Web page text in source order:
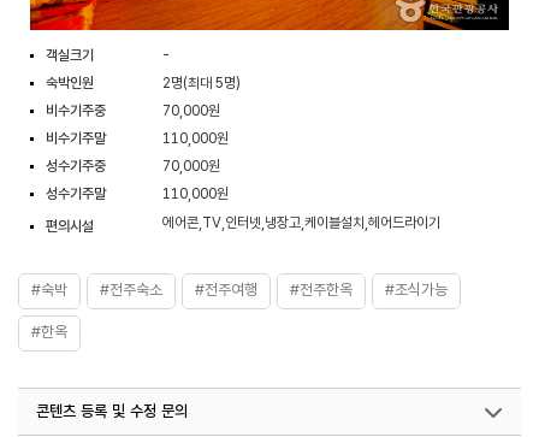
객실크기
-
숙박인원
2명(최대 5명)
비수기주중
70,000원
비수기주말
110,000원
성수기주중
70,000원
성수기주말
110,000원
편의시설
에어콘,TV,인터넷,냉장고,케이블설치,헤어드라이기
#숙박 #전주숙소 #전주여행 #전주한옥 #조식가능
#한옥
콘텐츠 등록 및 수정 문의